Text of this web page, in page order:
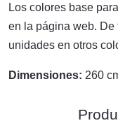
Los colores base
en la página web. De
unidades en otros
Dimensiones: 260